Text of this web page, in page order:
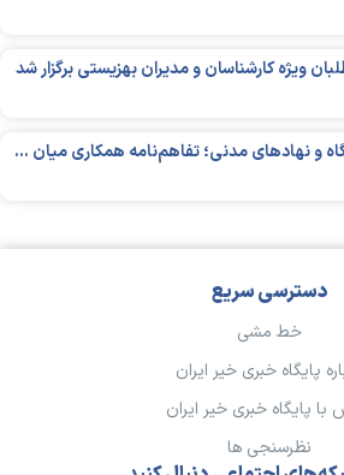
ویژه کارشناسان و مدیران بهزیستی برگزار شد
گامی دیگر برای پیوند دانشگاه و نهادهای مدنی؛ تفاهم‌نامه همکاری میان «شبکه ملی» و «دانشگاه هنر ایران» منعقد شد
دسترسی سریع
خط مشی
پایگاه خبری خیر ایران
با پایگاه خبری خیر ایران
نظرسنجی ها